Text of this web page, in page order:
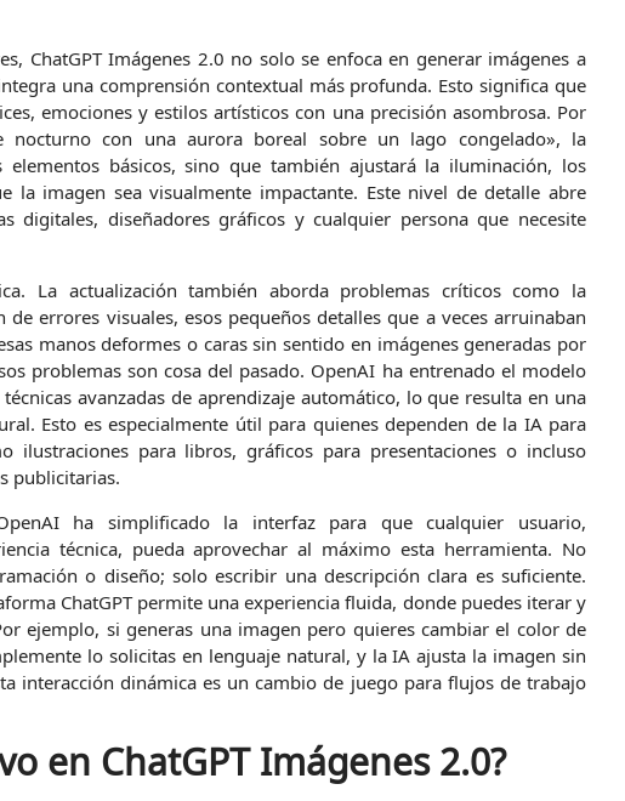
ChatGPT Imágenes 2.0 no solo se enfoca en generar imágenes a
una comprensión contextual más profunda. Esto significa que
emociones y estilos artísticos con una precisión asombrosa. Por
nocturno con una aurora boreal sobre un lago congelado», la
básicos, sino que también ajustará la iluminación, los
la imagen sea visualmente impactante. Este nivel de detalle abre
digitales, diseñadores gráficos y cualquier persona que necesite
La actualización también aborda problemas críticos como la
errores visuales, esos pequeños detalles que a veces arruinaban
manos deformes o caras sin sentido en imágenes generadas por
problemas son cosa del pasado. OpenAI ha entrenado el modelo
avanzadas de aprendizaje automático, lo que resulta en una
Esto es especialmente útil para quienes dependen de la IA para
ilustraciones para libros, gráficos para presentaciones o incluso
publicitarias.
ha simplificado la interfaz para que cualquier usuario,
técnica, pueda aprovechar al máximo esta herramienta. No
o diseño; solo escribir una descripción clara es suficiente.
ChatGPT permite una experiencia fluida, donde puedes iterar y
ejemplo, si generas una imagen pero quieres cambiar el color de
lo solicitas en lenguaje natural, y la IA ajusta la imagen sin
interacción dinámica es un cambio de juego para flujos de trabajo
en ChatGPT Imágenes 2.0?